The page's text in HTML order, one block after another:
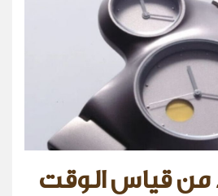
من قياس الوقت